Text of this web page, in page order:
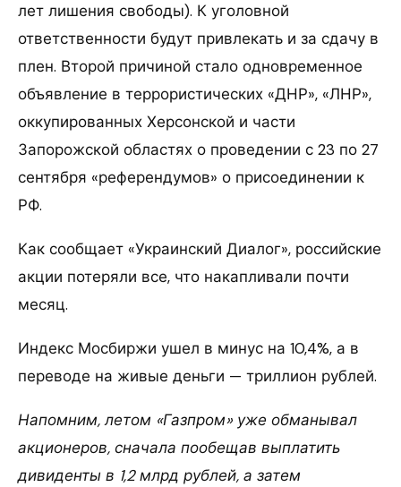
лет лишения свободы). К уголовной
ответственности будут привлекать и за сдачу в
плен. Второй причиной стало одновременное
объявление в террористических «ДНР», «ЛНР»,
оккупированных Херсонской и части
Запорожской областях о проведении с 23 по 27
сентября «референдумов» о присоединении к
РФ.
Как сообщает «Украинский Диалог», российские
акции потеряли все, что накапливали почти
месяц.
Индекс Мосбиржи ушел в минус на 10,4%, а в
переводе на живые деньги — триллион рублей.
Напомним, летом «Газпром» уже обманывал
акционеров, сначала пообещав выплатить
дивиденты в 1,2 млрд рублей, а затем